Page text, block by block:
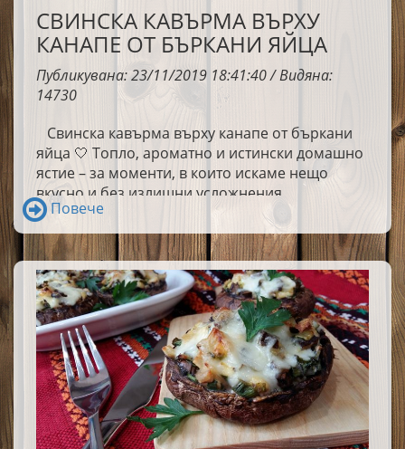
СВИНСКА КАВЪРМА ВЪРХУ
КАНАПЕ ОТ БЪРКАНИ ЯЙЦА
Публикувана: 23/11/2019 18:41:40 / Видяна:
14730
Свинска кавърма върху канапе от бъркани
яйца 🤍 Топло, ароматно и истински домашно
ястие – за моменти, в които искаме нещо
вкусно и без излишни усложнения.
Обикновени продукти, познати вкусове и
много уют в чинията.
Повече